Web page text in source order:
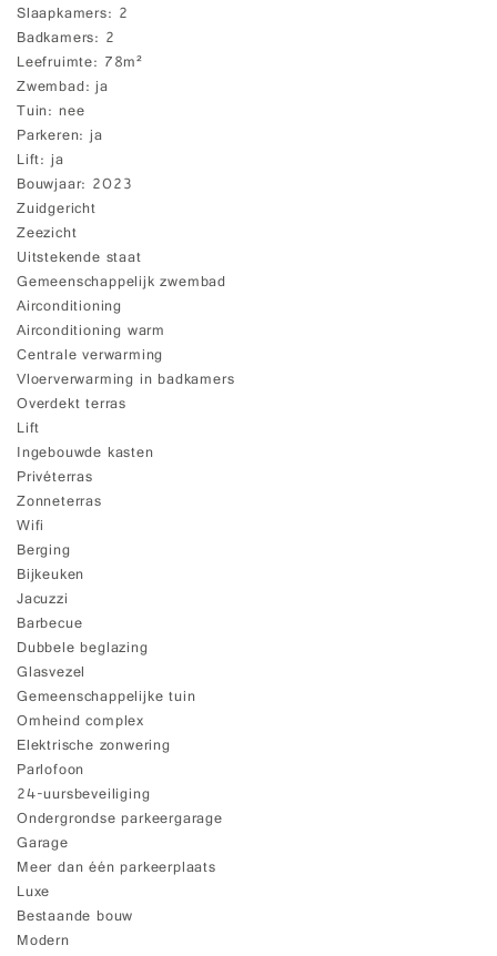
Slaapkamers 2
Badkamers 2
Leefruimte 78m²
Zwembad ja
Tuin nee
Parkeren ja
Lift ja
Bouwjaar 2023
Zuidgericht
Zeezicht
Uitstekende staat
Gemeenschappelijk zwembad
Airconditioning
Airconditioning warm
Centrale verwarming
Vloerverwarming in badkamers
Overdekt terras
Lift
Ingebouwde kasten
Privéterras
Zonneterras
Wifi
Berging
Bijkeuken
Jacuzzi
Barbecue
Dubbele beglazing
Glasvezel
Gemeenschappelijke tuin
Omheind complex
Elektrische zonwering
Parlofoon
24-uursbeveiliging
Ondergrondse parkeergarage
Garage
Meer dan één parkeerplaats
Luxe
Bestaande bouw
Modern